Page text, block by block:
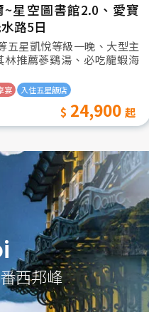
星空圖書館2.0、愛寶
路5日
五星凱悅等級一晚、大型主
林推薦蔘鷄湯、必吃龍蝦海
宴 入住五星飯店
24,900
西邦峰